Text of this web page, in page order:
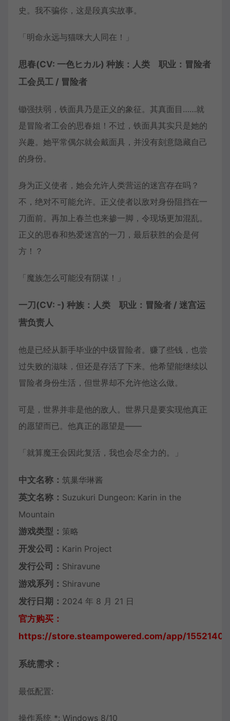
史。我不骗你，这是段真实故事。
「明命永远与猫咪大人同在！」
思春(CV: 一色ヒカル) 种族：人类 职业：冒险者
工会员工 / 冒险者
锄强扶弱，铁面具乃是正义的象征。其真面目……就
是冒险者工会的思春姐！不过，铁面具其实只是她的
兴趣。她平常偶尔就会戴面具，并没有刻意隐藏自己
的身份。
身为正义使者，她会允许人类营运的迷宫存在吗？
不，绝对不可能允许。正义使者以敌对身份阻挡在一
刀面前。再加上春兰也来掺一脚，令现场更加混乱。
正义的思春和热爱迷宫的一刀，最后获胜的会是何
方！？
「魔族怎么可能没有阴谋！」
一刀(CV: -) 种族：人类 职业：冒险者 / 迷宫运
营负责人
他是已经从新手毕业的中级冒险者。赚了些钱，也尝
过失败的滋味，但还是存活了下来。他希望能继续以
冒险者身份生活，但世界却不允许他这么做。
可是，世界并非是他的敌人。世界只是要实现他真正
的愿望而已。他真正的愿望是——
「就算魔王会因此复活，我也会尽全力的。」
中文名称： 筑巢华琳酱
英文名称： Suzukuri Dungeon: Karin in the
Mountain
游戏类型： 策略
开发公司： Karin Project
发行公司： Shiravune
游戏系列： Shiravune
发行日期： 2024 年 8 月 21 日
官方购买：
https://store.steampowered.com/app/1552140/
系统需求：
最低配置:
操作系统 *: Windows 8/10